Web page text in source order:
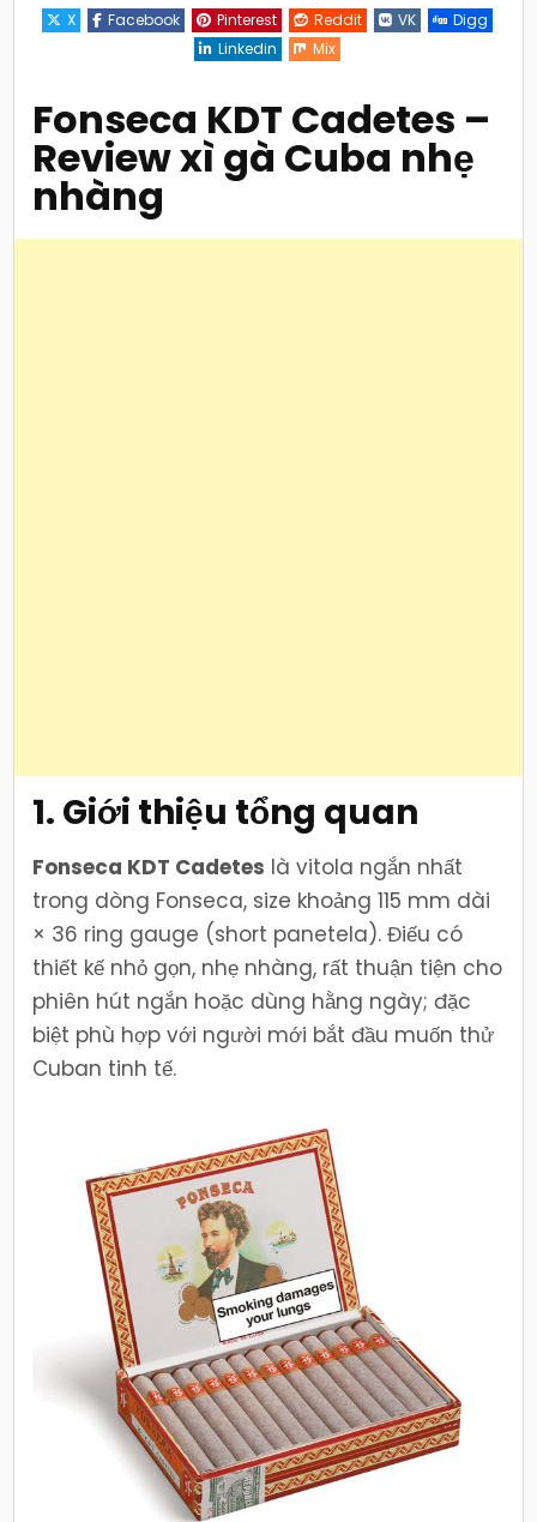
Cadetes
–
X
Facebook Pinterest Reddit VK
Digg
Linkedin
Mix
Fonseca KDT Cadetes –
Review xì gà Cuba nhẹ
nhàng
1. Giới thiệu tổng quan
Fonseca KDT Cadetes là vitola ngắn nhất
trong dòng Fonseca, size khoảng 115 mm dài
× 36 ring gauge (short panetela). Điếu có
thiết kế nhỏ gọn, nhẹ nhàng, rất thuận tiện cho
phiên hút ngắn hoặc dùng hằng ngày; đặc
biệt phù hợp với người mới bắt đầu muốn thử
Cuban tinh tế.